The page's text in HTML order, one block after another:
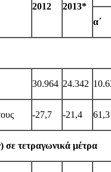
2012 2013*
α΄
30.964 24.342
-27,7 -21,4 61,3
τετραγωνικά μέτρα